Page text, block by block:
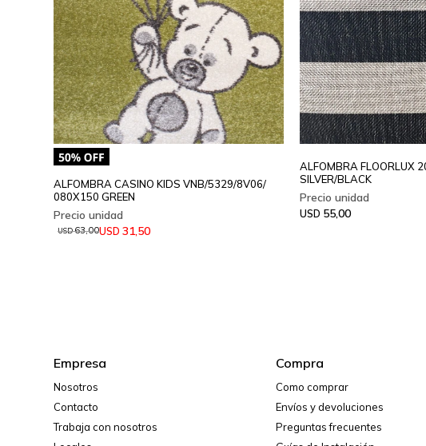
ALFOMBRA CASINO KIDS VNB/5329/8V06/
080X150 GREEN
USD 31,50
USD63,00
ALFOMBRA FLOORLUX
SILVER/BLACK
USD 55,00
Empresa
Nosotros
Contacto
Trabaja con nosotros
Compra
Como comprar
Envíos y devoluciones
Preguntas frecuentes